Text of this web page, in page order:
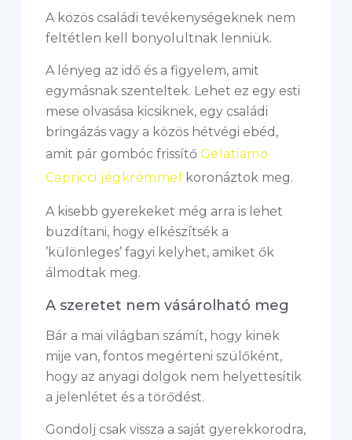
A közös családi tevékenységeknek nem
feltétlen kell bonyolultnak lenniük.
A lényeg az idő és a figyelem, amit
egymásnak szenteltek. Lehet ez egy esti
mese olvasása kicsiknek, egy családi
bringázás vagy a közös hétvégi ebéd,
amit pár gombóc frissítő Gelatiamo
Capricci jégkrémmel
koronáztok meg.
A kisebb gyerekeket még arra is lehet
buzdítani, hogy elkészítsék a
’különleges’ fagyi kelyhet, amiket ők
álmodtak meg.
A szeretet nem vásárolható meg
Bár a mai világban számít, hogy kinek
mije van, fontos megérteni szülőként,
hogy az anyagi dolgok nem helyettesítik
a jelenlétet és a törődést.
Gondolj csak vissza a saját gyerekkorodra,